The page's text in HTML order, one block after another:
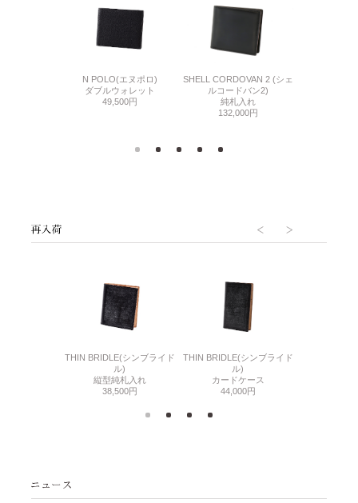
N POLO(エヌポロ)
ダブルウォレット
49,500円
SHELL CORDOVAN 2 (シェ
ルコードバン2)
純札入れ
132,000円
THIN BRIDLE(シンブライド
ル)
縦型純札入れ
38,500円
THIN BRIDLE(シンブライド
ル)
カードケース
44,000円